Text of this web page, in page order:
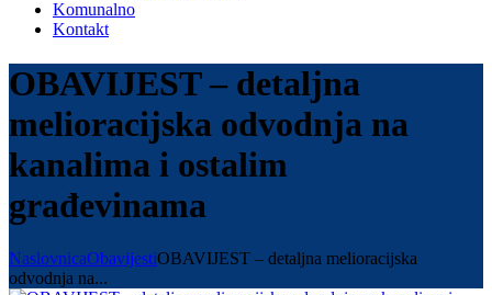
Komunalno
Kontakt
OBAVIJEST – detaljna
melioracijska odvodnja na
kanalima i ostalim
građevinama
NaslovnicaObavijestiOBAVIJEST – detaljna melioracijska
odvodnja na...